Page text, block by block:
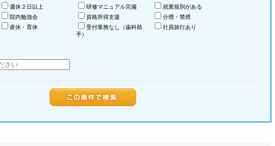
週休２日以上 研修マニュアル完備
就業規則がある
院内勉強会 資格所得支援
分煙・禁煙
産休・育休
受付業務なし（歯科助
手）
社員旅行あり